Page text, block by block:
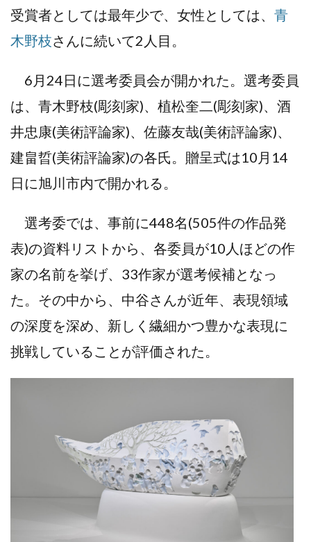
受賞者としては最年少で、女性としては、 青
木野枝さんに続いて2人目。
6月24日に選考委員会が開かれた。選考委員
は、青木野枝(彫刻家)、植松奎二(彫刻家)、酒
井忠康(美術評論家)、佐藤友哉(美術評論家)、
建畠晢(美術評論家)の各氏。贈呈式は10月14
日に旭川市内で開かれる。
選考委では、事前に448名(505件の作品発
表)の資料リストから、各委員が10人ほどの作
家の名前を挙げ、33作家が選考候補となっ
た。その中から、中谷さんが近年、表現領域
の深度を深め、新しく繊細かつ豊かな表現に
挑戦していることが評価された。